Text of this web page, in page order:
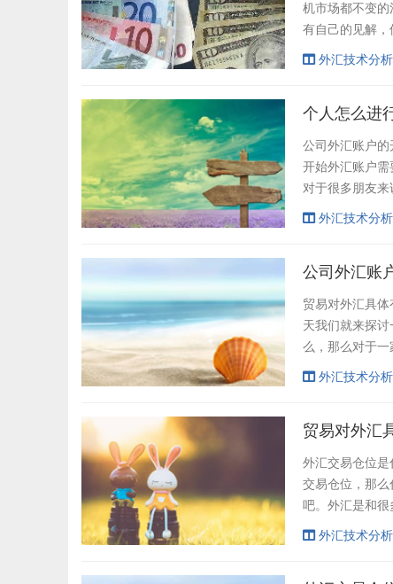
机市场都不变
有自己的见解，
或者早点平仓过
外汇技术分析
个人怎么进
公司外汇账户
开始外汇账户需
对于很多朋友
那么今天我们就
外汇技术分析
公司外汇账
贸易对外汇具
天我们就来探
么，那么对于
司外汇账户开户
外汇技术分析
贸易对外汇
外汇交易仓位
交易仓位，那
吧。外汇是和
于外汇来说具体
外汇技术分析